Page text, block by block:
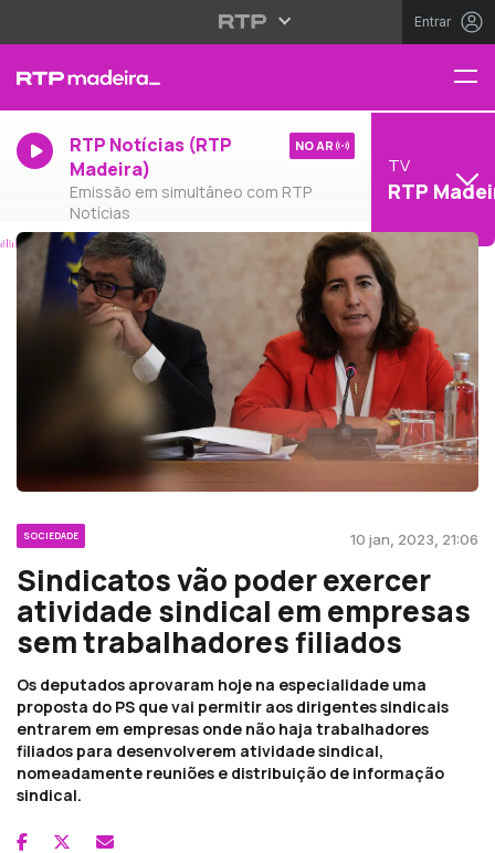
Entrar
RTP Notícias (RTP
Madeira)
Emissão em simultâneo com RTP
Notícias
NO AR
TV
RTP
SOCIEDADE 10 jan, 2023, 21:06
Sindicatos vão poder exercer
atividade sindical em empresas
sem trabalhadores filiados
Os deputados aprovaram hoje na especialidade uma
proposta do PS que vai permitir aos dirigentes sindicais
entrarem em empresas onde não haja trabalhadores
filiados para desenvolverem atividade sindical,
nomeadamente reuniões e distribuição de informação
sindical.